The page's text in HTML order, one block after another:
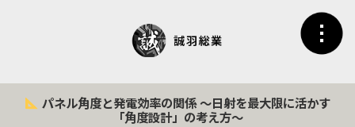
パネル角度と発電効率の関係 〜日射を最大限に活かす
「角度設計」の考え方〜